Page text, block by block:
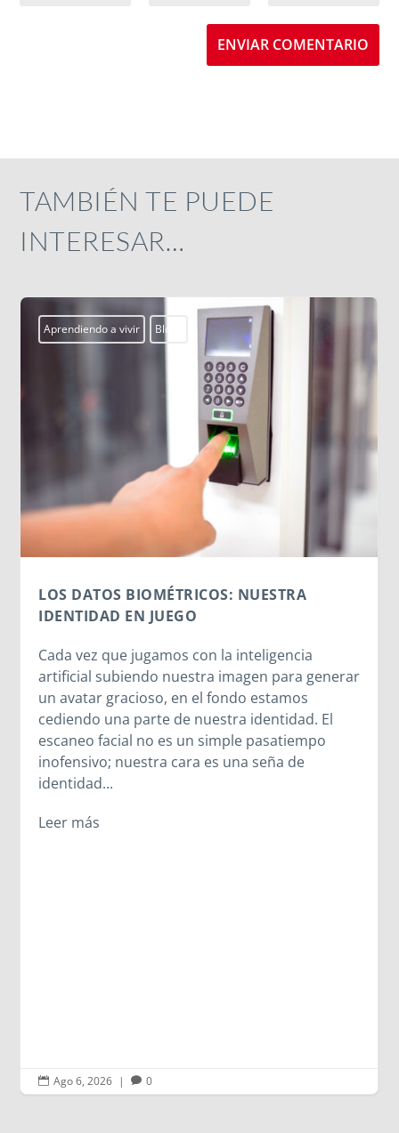
ENVIAR COMENTARIO
TAMBIÉN TE PUEDE
INTERESAR…
Actualidad Campobosco2026 Centros Juveniles
MORNESE EN EL CORAZÓN
Mazzarello y las Hijas de María Auxiliadora.
Entre la cercanía de Madre Chiara, el
testimonio vivo de las salesianas y la alegría
compartida en el oratorio, los jóvenes
descubrieron que el legado de Madre
Mazzarello sigue latiendo en cada corazón que
se abre a Dios. A veces, los caminos cambian,
pero los encuentros más importantes suceden
igualmente.
 Ago 6, 2026